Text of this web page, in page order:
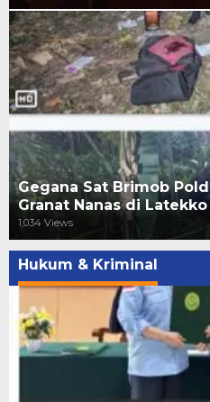
Gegana Sat Brimob
Granat Nanas di
1,034 Views
Hukum & Kriminal